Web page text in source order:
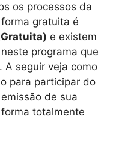
os processos da
gratuita é
e existem
programa que
A seguir veja como
para participar do
de sua
totalmente